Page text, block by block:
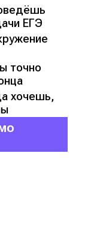
ЕГЭ
точно
хочешь,